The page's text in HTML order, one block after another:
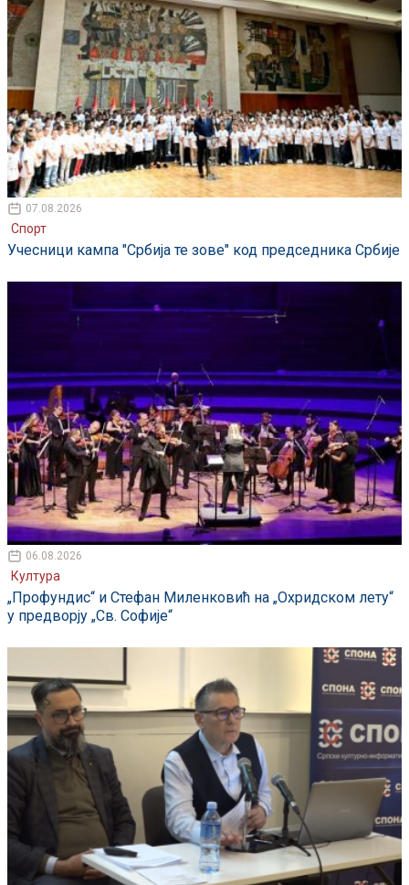
07.08.2026
Спорт
Учесници кампа "Србија те зове" код председника Србије
06.08.2026
Култура
„Профундис“ и Стефан Миленковић на „Охридском лету“
у предворју „Св. Софије“